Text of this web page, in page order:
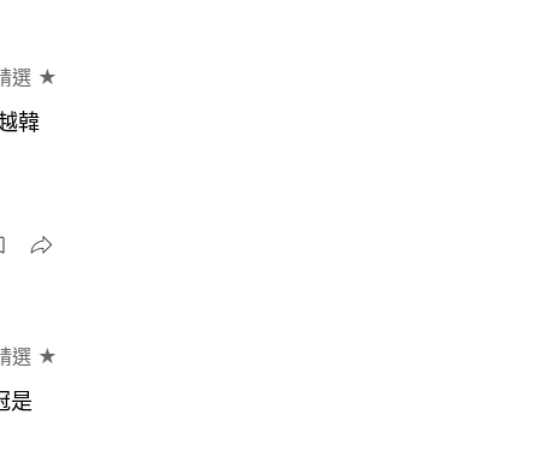
選 ★
韓
選 ★
是